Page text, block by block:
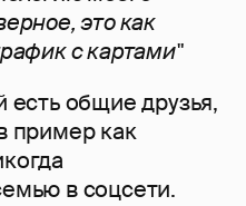
это как
с картами"
есть общие друзья,
пример как
в соцсети.